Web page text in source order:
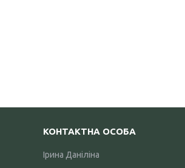
Ірина Даніліна